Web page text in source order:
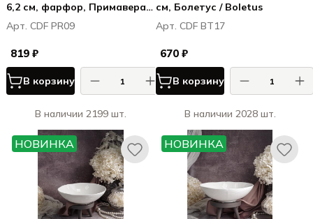
6,2 см, фарфор, Примавера /
Primavera
Арт. CDF PR09
819 ₽
В корзину
В наличии 2199 шт.
см, Болетус / Boletus
Арт. CDF BT17
670 ₽
В корзину
В наличии 2028 шт.
НОВИНКА НОВИНКА